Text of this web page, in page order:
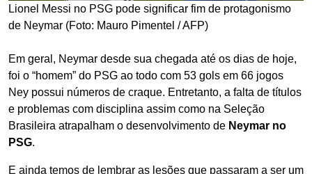
Lionel Messi no PSG pode significar fim de protagonismo
de Neymar (Foto: Mauro Pimentel / AFP)
Em geral, Neymar desde sua chegada até os dias de hoje,
foi o “homem” do PSG ao todo com 53 gols em 66 jogos
Ney possui números de craque. Entretanto, a falta de títulos
e problemas com disciplina assim como na Seleção
Brasileira atrapalham o desenvolvimento de Neymar no
PSG.
E ainda temos de lembrar as lesões que passaram a ser um